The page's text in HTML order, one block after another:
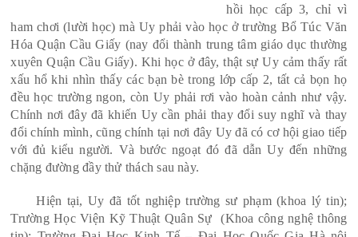
hồi học cấp 3, chỉ vì
ham chơi (lười học) mà Uy phải vào học ở trường Bổ Túc Văn
Hóa Quận Cầu Giấy (nay đổi thành trung tâm giáo dục thường
xuyên Quận Cầu Giấy). Khi học ở đây, thật sự Uy cảm thấy rất
xấu hổ khi nhìn thấy các bạn bè trong lớp cấp 2, tất cả bọn họ
đều học trường ngon, còn Uy phải rơi vào hoàn cảnh như vậy.
Chính nơi đây đã khiến Uy cần phải thay đổi suy nghĩ và thay
đổi chính mình, cũng chính tại nơi đây Uy đã có cơ hội giao tiếp
với đủ kiểu người. Và bước ngoạt đó đã dẫn Uy đến những
chặng đường đầy thử thách sau này.
Hiện tại, Uy đã tốt nghiệp trường sư phạm (khoa lý tin);
Trường Học Viện Kỹ Thuật Quân Sự (Khoa công nghệ thông